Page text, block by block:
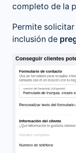
completo de la
Permite
inclusión de